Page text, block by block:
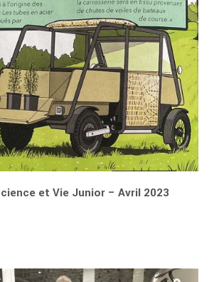
et Vie Junior – Avril 2023